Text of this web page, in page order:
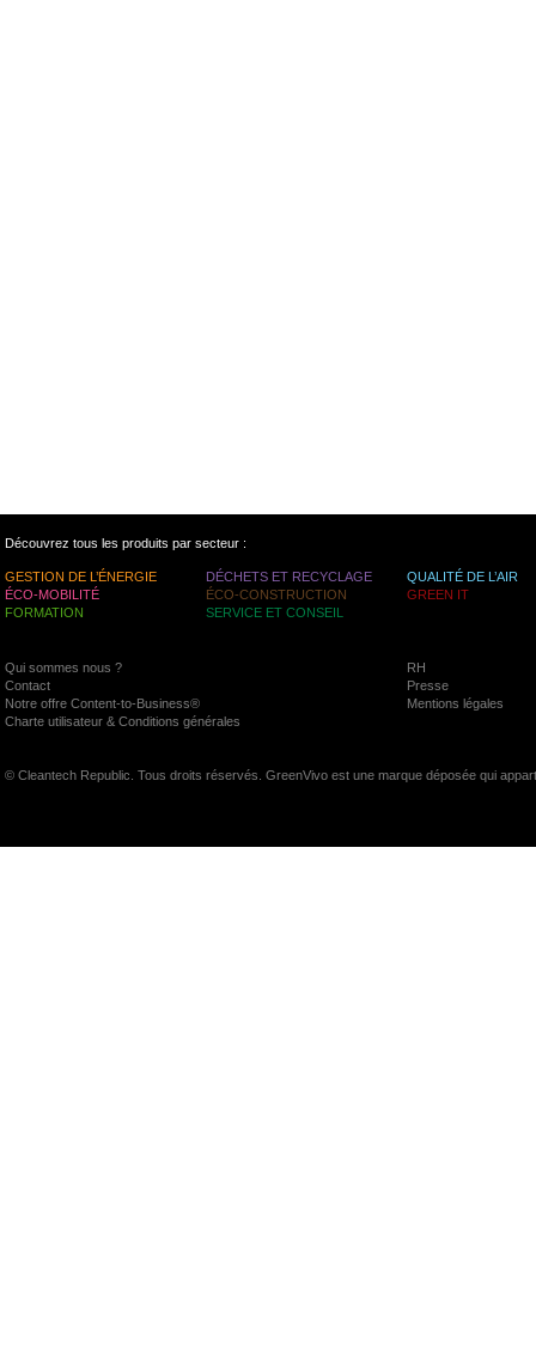
Découvrez tous les produits par secteur :
GESTION DE L’ÉNERGIE DÉCHETS ET RECYCLAGE
QUALITÉ DE L’AIR
ÉCO-MOBILITÉ
ÉCO-CONSTRUCTION
GREEN IT
FORMATION
SERVICE ET CONSEIL
Qui sommes nous ?
RH
Contact
Presse
Notre offre Content-to-Business®
Mentions légales
Charte utilisateur & Conditions générales
© Cleantech Republic. Tous droits réservés. GreenVivo est une marque déposée qui